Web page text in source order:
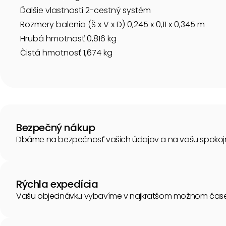
Ďalšie vlastnosti 2-cestný systém
Rozmery balenia (Š x V x D) 0,245 x 0,11 x 0,345 m
Hrubá hmotnosť 0,816 kg
Čistá hmotnosť 1,674 kg
Bezpečný nákup
Dbáme na bezpečnosť vašich údajov a na vašu
Rýchla expedícia
Vašu objednávku vybavíme v najkratšom možnom